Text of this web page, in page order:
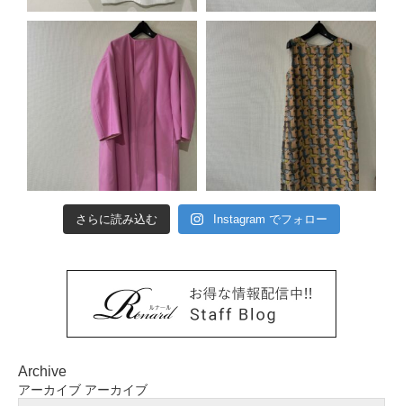
さらに読み込む Instagram でフォロー
Archive
アーカイブ アーカイブ